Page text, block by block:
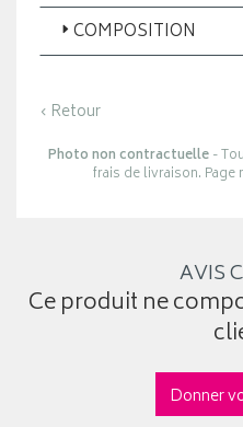
COMPOSITION
‹ Retour
Photo non contractuelle-
frais de livraison. Page
AVIS
Ce produit ne
Donner